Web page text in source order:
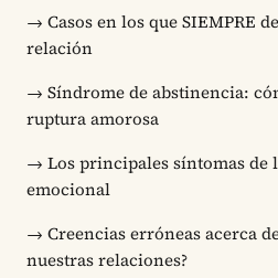
→ Casos en los que SIEMPRE
relación
→ Síndrome de abstinencia:
ruptura amorosa
→ Los principales síntomas de
emocional
→ Creencias erróneas acerca
nuestras relaciones?